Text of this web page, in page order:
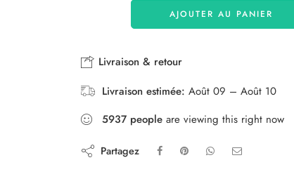
AJOUTER AU PANIER
Livraison & retour
Livraison estimée: Août 09 – Août 10
5937 people are viewing this right now
Partagez